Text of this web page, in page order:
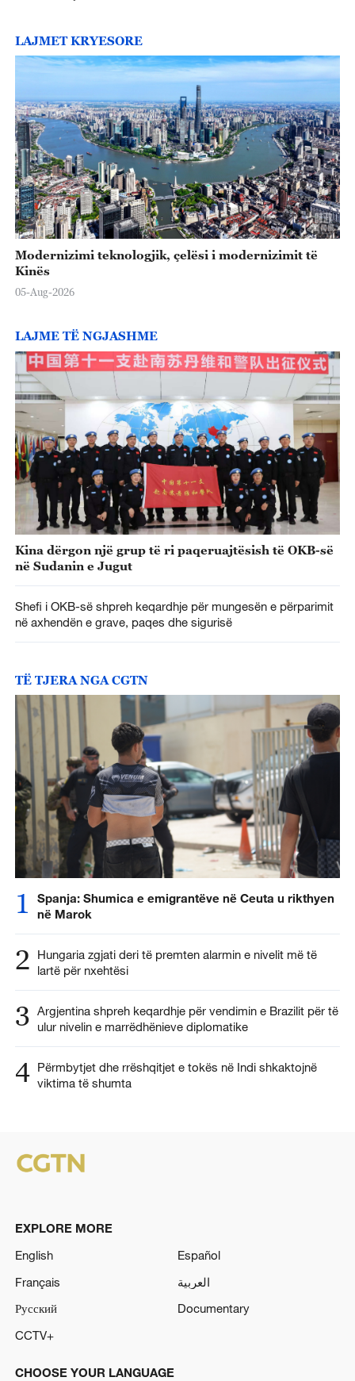
LAJMET KRYESORE
Modernizimi teknologjik, çelësi i modernizimit të
Kinës
05-Aug-2026
LAJME TË NGJASHME
Kina dërgon një grup të ri paqeruajtësish të OKB-së
në Sudanin e Jugut
Shefi i OKB-së shpreh keqardhje për mungesën e përparimit
në axhendën e grave, paqes dhe sigurisë
TË TJERA NGA CGTN
1
Spanja: Shumica e emigrantëve në Ceuta u rikthyen
në Marok
2
Hungaria zgjati deri të premten alarmin e nivelit më të
lartë për nxehtësi
3 Argjentina shpreh keqardhje për vendimin e Brazilit për të
ulur nivelin e marrëdhënieve diplomatike
4 Përmbytjet dhe rrëshqitjet e tokës në Indi shkaktojnë
viktima të shumta
EXPLORE MORE
English
Español
Français
العربية
Русский
Documentary
CCTV+
CHOOSE YOUR LANGUAGE